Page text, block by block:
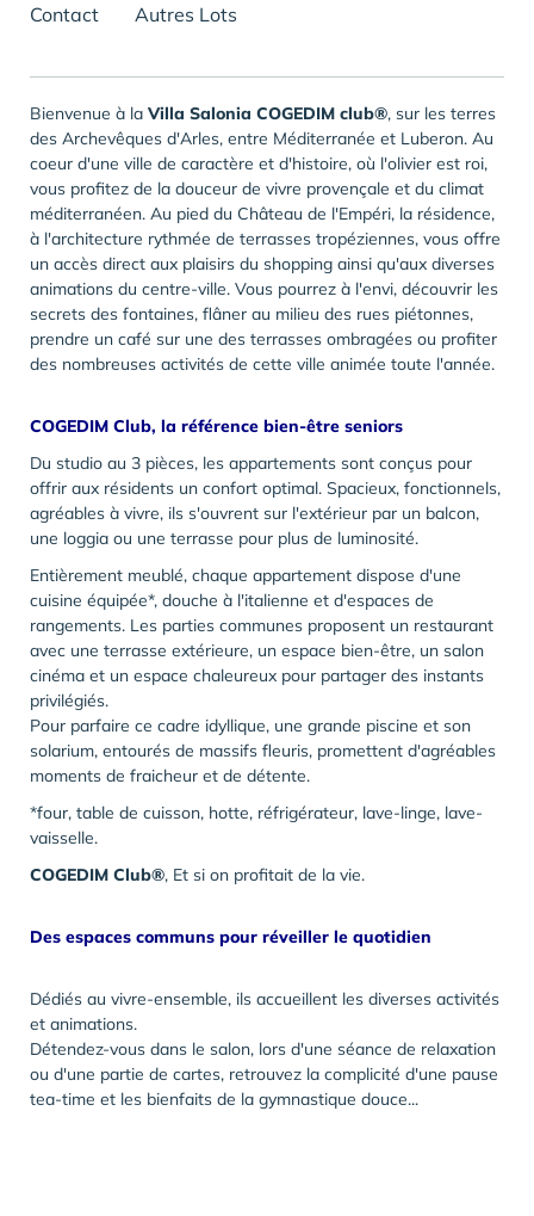
Contact
Autres Lots
Bienvenue à la Villa Salonia COGEDIM club®, sur les terres
des Archevêques d'Arles, entre Méditerranée et Luberon. Au
coeur d'une ville de caractère et d'histoire, où l'olivier est roi,
vous profitez de la douceur de vivre provençale et du climat
méditerranéen. Au pied du Château de l'Empéri, la résidence,
à l'architecture rythmée de terrasses tropéziennes, vous offre
un accès direct aux plaisirs du shopping ainsi qu'aux diverses
animations du centre-ville. Vous pourrez à l'envi, découvrir les
secrets des fontaines, flâner au milieu des rues piétonnes,
prendre un café sur une des terrasses ombragées ou profiter
des nombreuses activités de cette ville animée toute l'année.
COGEDIM Club, la référence bien-être seniors
Du studio au 3 pièces, les appartements sont conçus pour
offrir aux résidents un confort optimal. Spacieux, fonctionnels,
agréables à vivre, ils s'ouvrent sur l'extérieur par un balcon,
une loggia ou une terrasse pour plus de luminosité.
Entièrement meublé, chaque appartement dispose d'une
cuisine équipée*, douche à l'italienne et d'espaces de
rangements. Les parties communes proposent un restaurant
avec une terrasse extérieure, un espace bien-être, un salon
cinéma et un espace chaleureux pour partager des instants
privilégiés.
Pour parfaire ce cadre idyllique, une grande piscine et son
solarium, entourés de massifs fleuris, promettent d'agréables
moments de fraicheur et de détente.
*four, table de cuisson, hotte, réfrigérateur, lave-linge, lave-
vaisselle.
COGEDIM Club®, Et si on profitait de la vie.
Des espaces communs pour réveiller le quotidien
Dédiés au vivre-ensemble, ils accueillent les diverses activités
et animations.
Détendez-vous dans le salon, lors d'une séance de relaxation
ou d'une partie de cartes, retrouvez la complicité d'une pause
tea-time et les bienfaits de la gymnastique douce...